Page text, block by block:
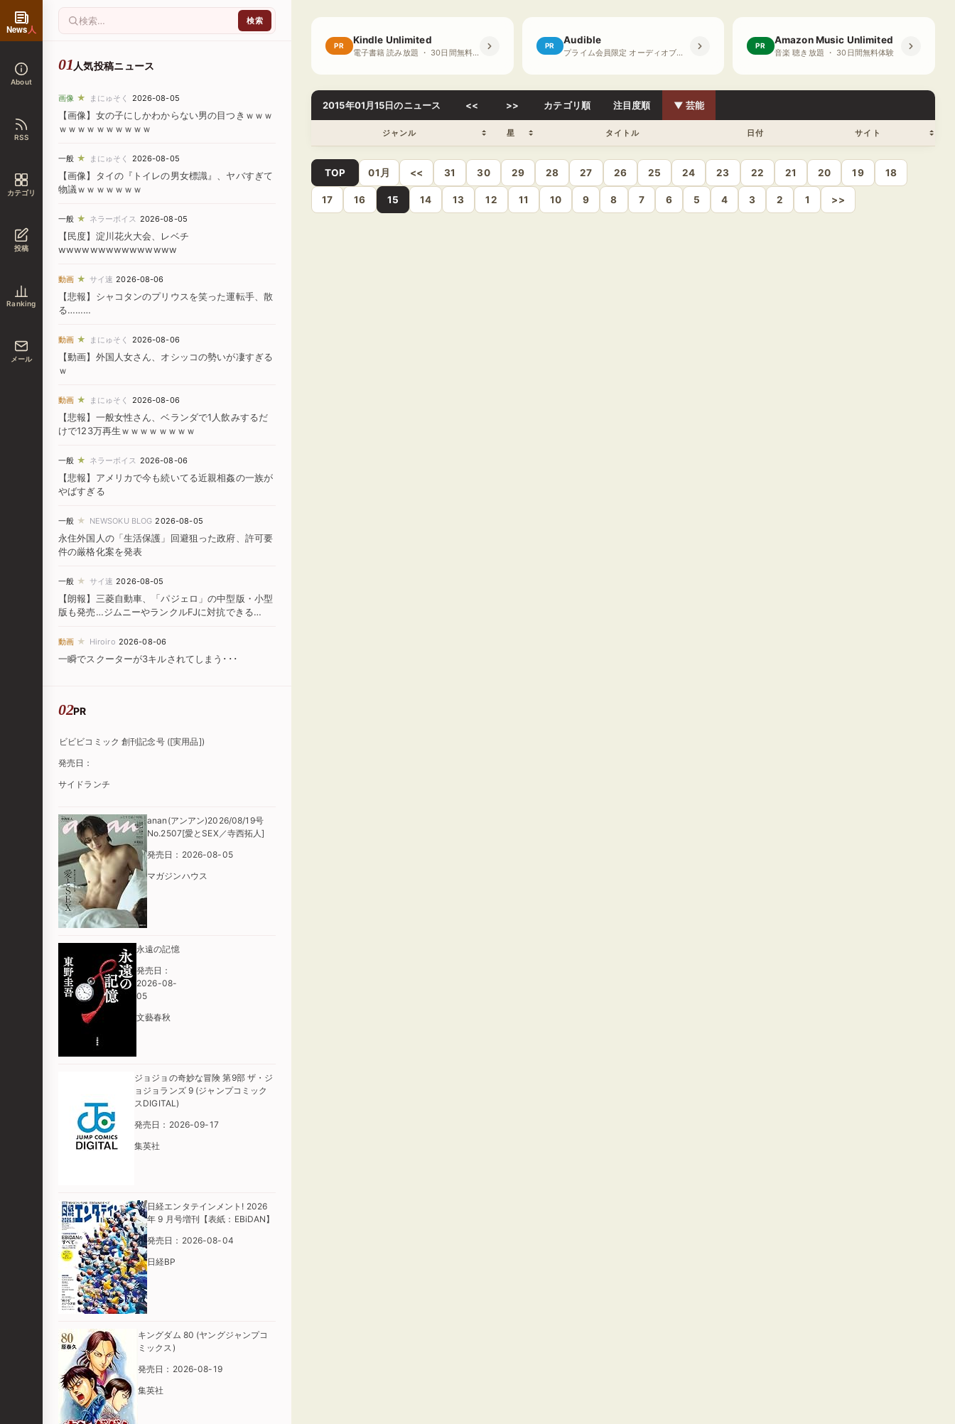
News人
About
RSS
カテゴリ
投稿
Ranking
メール
人気投稿ニュース
画像 ★ まにゅそく 2026-08-05
【画像】女の子にしかわからない男の目つきｗｗｗ
ｗｗｗｗｗｗｗｗｗｗ
一般 ★ まにゅそく 2026-08-05
【画像】タイの『トイレの男女標識』、ヤバすぎて
物議ｗｗｗｗｗｗｗ
一般 ★ ネラーボイス 2026-08-05
【民度】淀川花火大会、レベチ
wwwwwwwwwwwwwww
動画 ★ サイ速 2026-08-06
【悲報】シャコタンのプリウスを笑った運転手、散
る………
動画 ★ まにゅそく 2026-08-06
【動画】外国人女さん、オシッコの勢いが凄すぎる
ｗ
動画 ★ まにゅそく 2026-08-06
【悲報】一般女性さん、ベランダで1人飲みするだ
けで123万再生ｗｗｗｗｗｗｗｗ
一般 ★ ネラーボイス 2026-08-06
【悲報】アメリカで今も続いてる近親相姦の一族が
やばすぎる
一般 ★ NEWSOKU BLOG 2026-08-05
永住外国人の「生活保護」回避狙った政府、許可要
件の厳格化案を発表
一般 ★ サイ速 2026-08-05
【朗報】三菱自動車、「パジェロ」の中型版・小型
版も発売…ジムニーやランクルFJに対抗できる
動画 ★ Hiroiro 2026-08-06
一瞬でスクーターが3キルされてしまう･･･
PR
ビビビコミック 創刊記念号 ([実用品])
発売日：
サイドランチ
anan(アンアン)2026/08/19号
No.2507[愛とSEX／寺西拓人]
発売日：2026-08-05
マガジンハウス
永遠の記憶
発売日：
2026-08-
05
文藝春秋
ジョジョの奇妙な冒険 第9部 ザ・ジ
ョジョランズ 9 (ジャンプコミック
スDIGITAL)
発売日：2026-09-17
集英社
日経エンタテインメント! 2026
年 9 月号増刊【表紙：EBiDAN】
発売日：2026-08-04
日経BP
キングダム 80 (ヤングジャンプコ
ミックス)
発売日：2026-08-19
集英社
PR Kindle Unlimited
電子書籍 読み放題 ・ 30日間無料体験
PR Audible
プライム会員限定 オーディオブック ・ 30日間無料体験
PR Amazon Music Unlimited
音楽 聴き放題 ・ 30日間無料体験
2015年01月15日のニュース << >> カテゴリ順 注目度順 ▼ 芸能
ジャンル 星 タイトル 日付 サイト
TOP 01月 << 31 30 29 28 27 26 25 24 23 22 21 20 19 18
17 16 15 14 13 12 11 10 9 8 7 6 5 4 3 2 1 >>